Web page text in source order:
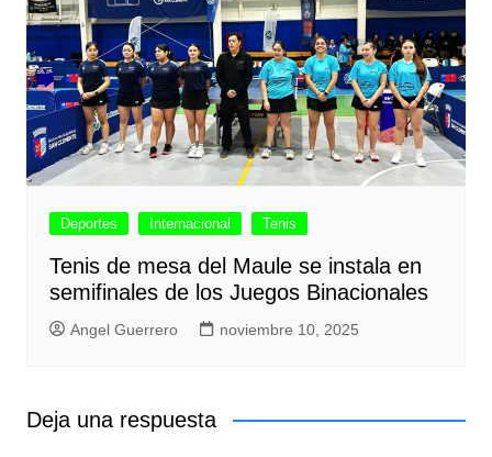
Deportes Internacional Tenis
Tenis de mesa del Maule se instala en
semifinales de los Juegos Binacionales
Angel Guerrero noviembre 10, 2025
Deja una respuesta